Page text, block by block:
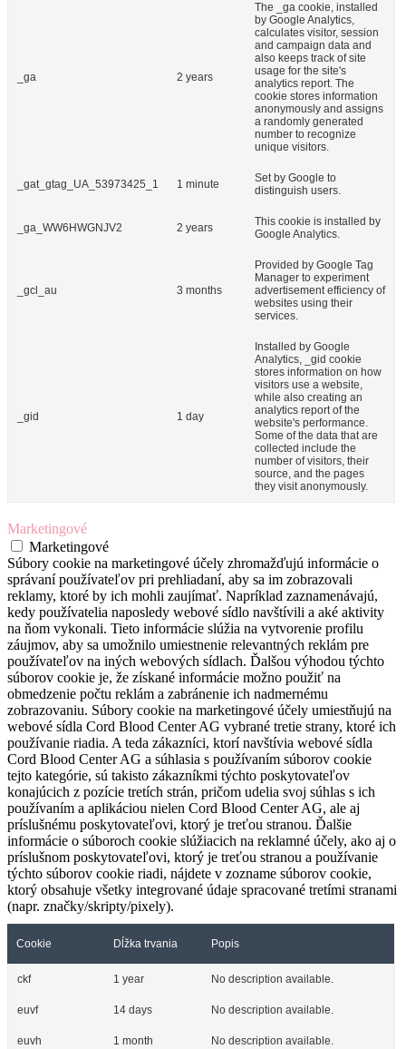
_ga 2 years
The _ga cookie, installed
by Google Analytics,
calculates visitor, session
and campaign data and
also keeps track of site
usage for the site's
analytics report. The
cookie stores information
anonymously and assigns
a randomly generated
number to recognize
unique visitors.
_gat_gtag_UA_53973425_1 1 minute
Set by Google to
distinguish users.
_ga_WW6HWGNJV2 2 years
This cookie is installed by
Google Analytics.
_gcl_au 3 months
Provided by Google Tag
Manager to experiment
advertisement efficiency of
websites using their
services.
_gid 1 day
Installed by Google
Analytics, _gid cookie
stores information on how
visitors use a website,
while also creating an
analytics report of the
website's performance.
Some of the data that are
collected include the
number of visitors, their
source, and the pages
they visit anonymously.
Marketingové
Marketingové
Súbory cookie na marketingové účely zhromažďujú informácie o
správaní používateľov pri prehliadaní, aby sa im zobrazovali
reklamy, ktoré by ich mohli zaujímať. Napríklad zaznamenávajú,
kedy používatelia naposledy webové sídlo navštívili a aké aktivity
na ňom vykonali. Tieto informácie slúžia na vytvorenie profilu
záujmov, aby sa umožnilo umiestnenie relevantných reklám pre
používateľov na iných webových sídlach. Ďalšou výhodou týchto
súborov cookie je, že získané informácie možno použiť na
obmedzenie počtu reklám a zabránenie ich nadmernému
zobrazovaniu. Súbory cookie na marketingové účely umiestňujú na
webové sídla Cord Blood Center AG vybrané tretie strany, ktoré ich
používanie riadia. A teda zákazníci, ktorí navštívia webové sídla
Cord Blood Center AG a súhlasia s používaním súborov cookie
tejto kategórie, sú takisto zákazníkmi týchto poskytovateľov
konajúcich z pozície tretích strán, pričom udelia svoj súhlas s ich
používaním a aplikáciou nielen Cord Blood Center AG, ale aj
príslušnému poskytovateľovi, ktorý je treťou stranou. Ďalšie
informácie o súboroch cookie slúžiacich na reklamné účely, ako aj o
príslušnom poskytovateľovi, ktorý je treťou stranou a používanie
týchto súborov cookie riadi, nájdete v zozname súborov cookie,
ktorý obsahuje všetky integrované údaje spracované tretími stranami
(napr. značky/skripty/pixely).
Cookie Dĺžka trvania Popis
ckf 1 year No description available.
euvf 14 days No description available.
euvh 1 month No description available.